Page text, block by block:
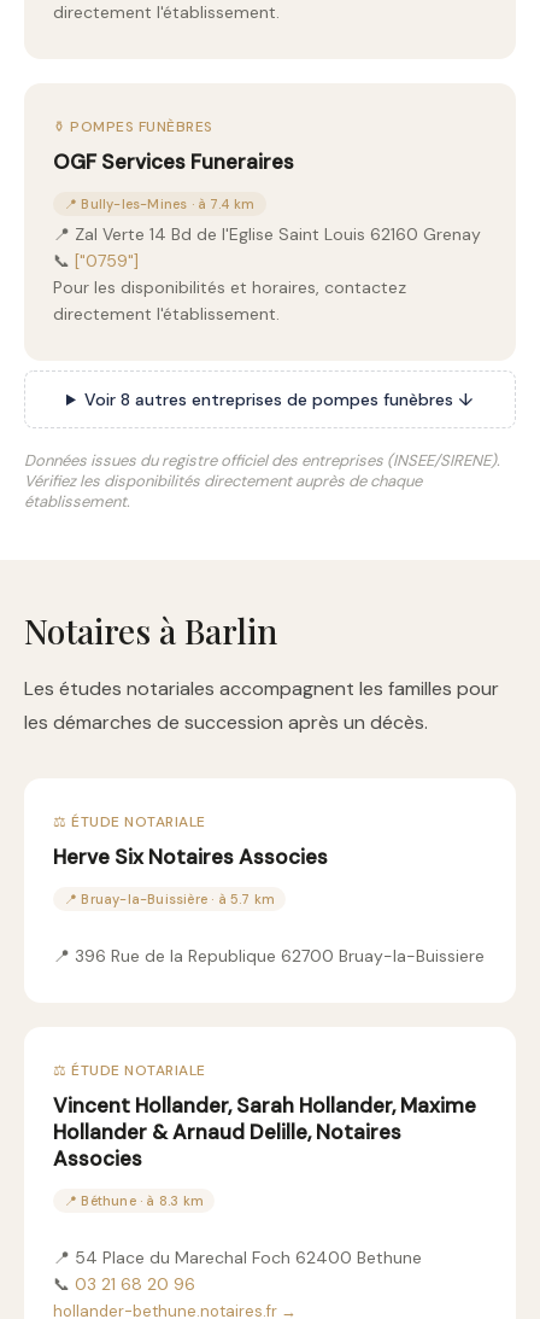
directement l'établissement.
⚱️ POMPES FUNÈBRES
OGF Services Funeraires
📍 Bully-les-Mines · à 7.4 km
📍 Zal Verte 14 Bd de l'Eglise Saint Louis 62160 Grenay
📞 ["0759"]
Pour les disponibilités et horaires, contactez
directement l'établissement.
Voir 8 autres entreprises de pompes funèbres ↓
Données issues du registre officiel des entreprises (INSEE/SIRENE).
Vérifiez les disponibilités directement auprès de chaque
établissement.
Notaires à Barlin
Les études notariales accompagnent les familles pour
les démarches de succession après un décès.
⚖️ ÉTUDE NOTARIALE
Herve Six Notaires Associes
📍 Bruay-la-Buissière · à 5.7 km
📍 396 Rue de la Republique 62700 Bruay-la-Buissiere
⚖️ ÉTUDE NOTARIALE
Vincent Hollander, Sarah Hollander, Maxime
Hollander & Arnaud Delille, Notaires
Associes
📍 Béthune · à 8.3 km
📍 54 Place du Marechal Foch 62400 Bethune
📞 03 21 68 20 96
hollander-bethune.notaires.fr →